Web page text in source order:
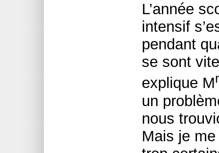
L’année
intensif
pendant
se sont
explique M
un
nous
Mais je me